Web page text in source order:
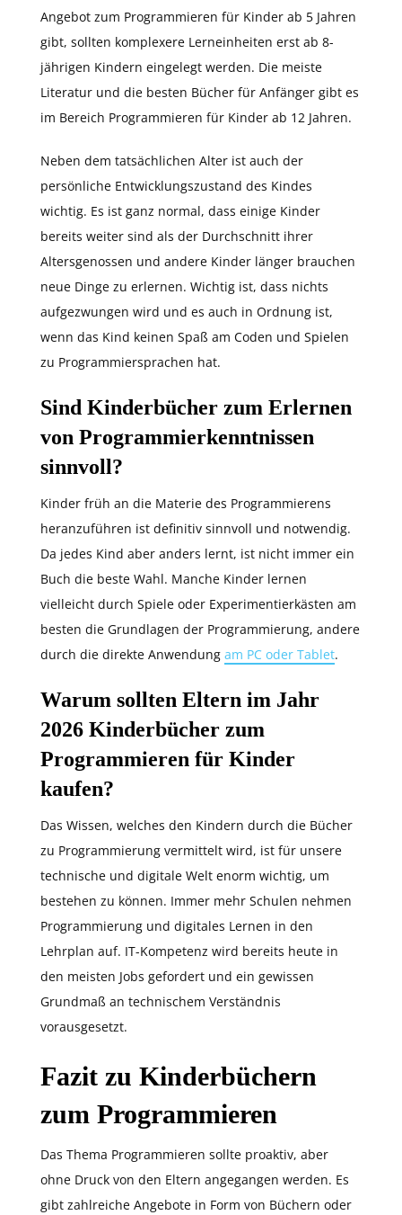
Angebot zum Programmieren für Kinder ab 5 Jahren
gibt, sollten komplexere Lerneinheiten erst ab 8-
jährigen Kindern eingelegt werden. Die meiste
Literatur und die besten Bücher für Anfänger gibt es
im Bereich Programmieren für Kinder ab 12 Jahren.
Neben dem tatsächlichen Alter ist auch der
persönliche Entwicklungszustand des Kindes
wichtig. Es ist ganz normal, dass einige Kinder
bereits weiter sind als der Durchschnitt ihrer
Altersgenossen und andere Kinder länger brauchen
neue Dinge zu erlernen. Wichtig ist, dass nichts
aufgezwungen wird und es auch in Ordnung ist,
wenn das Kind keinen Spaß am Coden und Spielen
zu Programmiersprachen hat.
Sind Kinderbücher zum Erlernen
von Programmierkenntnissen
sinnvoll?
Kinder früh an die Materie des Programmierens
heranzuführen ist definitiv sinnvoll und notwendig.
Da jedes Kind aber anders lernt, ist nicht immer ein
Buch die beste Wahl. Manche Kinder lernen
vielleicht durch Spiele oder Experimentierkästen am
besten die Grundlagen der Programmierung, andere
durch die direkte Anwendung am PC oder Tablet.
Warum sollten Eltern im Jahr
2026 Kinderbücher zum
Programmieren für Kinder
kaufen?
Das Wissen, welches den Kindern durch die Bücher
zu Programmierung vermittelt wird, ist für unsere
technische und digitale Welt enorm wichtig, um
bestehen zu können. Immer mehr Schulen nehmen
Programmierung und digitales Lernen in den
Lehrplan auf. IT-Kompetenz wird bereits heute in
den meisten Jobs gefordert und ein gewissen
Grundmaß an technischem Verständnis
vorausgesetzt.
Fazit zu Kinderbüchern
zum Programmieren
Das Thema Programmieren sollte proaktiv, aber
ohne Druck von den Eltern angegangen werden. Es
gibt zahlreiche Angebote in Form von Büchern oder